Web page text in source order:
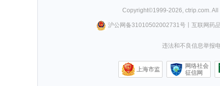
Copyright©1999-2026 ctrip.com .
沪公网备31010502002731号丨 互联网药
违法和不良信息举报
上海市监
网络社会
征信网